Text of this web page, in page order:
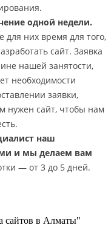
одной недели.
для них время для того,
сайт. Заявка
нашей занятости,
необходимости
заявки,
нужен сайт, чтобы нам
наш
и мы делаем вам
— от 3 до 5 дней.
сайтов в Алматы"